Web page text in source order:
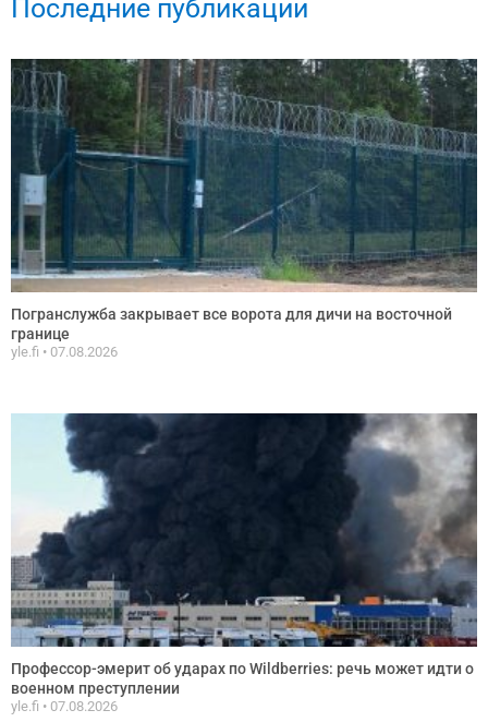
Последние публикации
Погранслужба закрывает все ворота для дичи на восточной
границе
yle.fi 07.08.2026
Профессор-эмерит об ударах по Wildberries: речь может идти о
военном преступлении
yle.fi 07.08.2026